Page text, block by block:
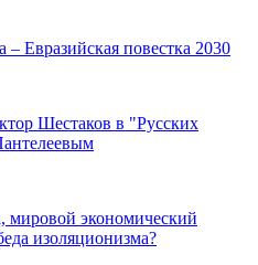
Евразийская повестка 2030
Шестаков в "Русских
мировой экономический
изоляционизма?